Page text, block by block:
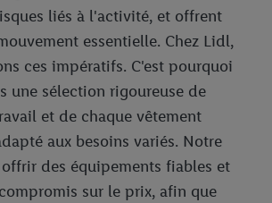
liés à l'activité, et offrent
essentielle. Chez Lidl,
ces impératifs. C'est pourquoi
une sélection rigoureuse de
et de chaque vêtement
aux besoins variés. Notre
des équipements fiables et
sur le prix, afin que